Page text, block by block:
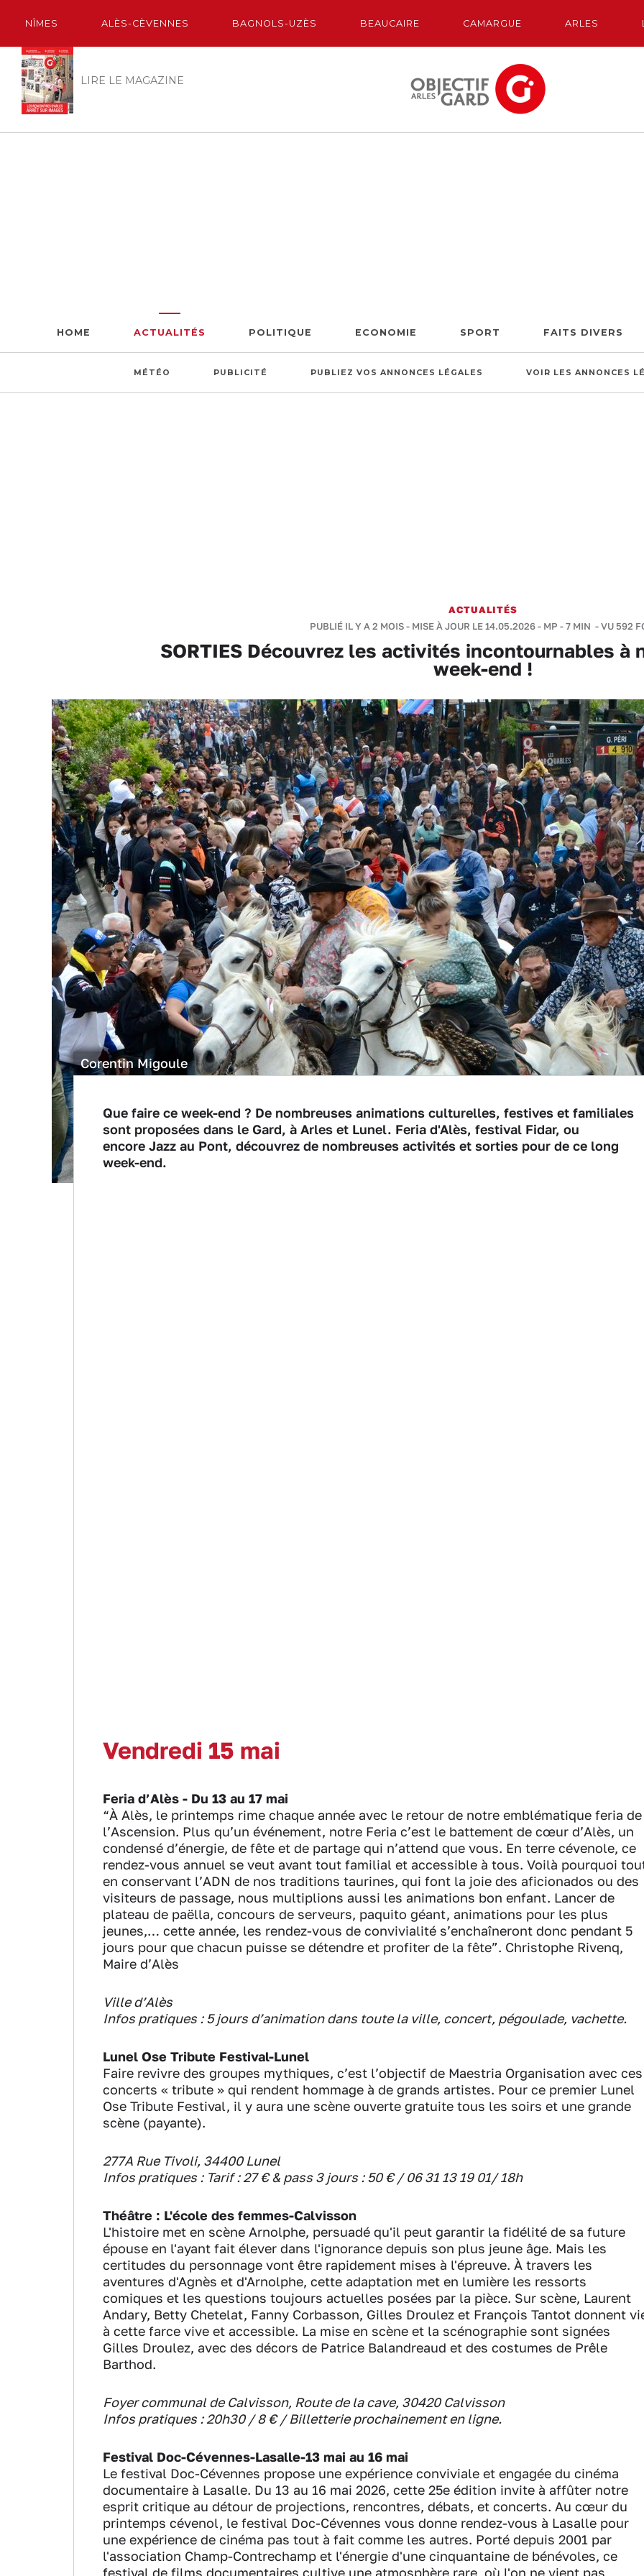
NÎMES ALÈS-CÈVENNES BAGNOLS-UZÈS BEAUCAIRE CAMARGUE ARLES
LIRE LE MAGAZINE
HOME ACTUALITÉS POLITIQUE ECONOMIE SPORT FAITS DIVERS
MÉTÉO PUBLICITÉ PUBLIEZ VOS ANNONCES LÉGALES VOIR LES ANNONCES
ACTUALITÉS
PUBLIÉ IL Y A 2 MOIS - MISE À JOUR LE 14.05.2026 - MP -7 MIN - VU 592
SORTIES Découvrez les activités incontournables à
week-end !
Corentin Migoule
Que faire ce week-end ? De nombreuses animations culturelles, festives et familiales
sont proposées dans le Gard, à Arles et Lunel. Feria d'Alès, festival Fidar, ou
encore Jazz au Pont, découvrez de nombreuses activités et sorties pour de ce long
week-end.
Vendredi 15 mai
Feria d’Alès - Du 13 au 17 mai
“À Alès, le printemps rime chaque année avec le retour de notre emblématique feria de
l’Ascension. Plus qu’un événement, notre Feria c’est le battement de cœur d’Alès, un
condensé d’énergie, de fête et de partage qui n’attend que vous. En terre cévenole, ce
rendez-vous annuel se veut avant tout familial et accessible à tous. Voilà pourquoi
en conservant l’ADN de nos traditions taurines, qui font la joie des aficionados ou des
visiteurs de passage, nous multiplions aussi les animations bon enfant. Lancer de
plateau de paëlla, concours de serveurs, paquito géant, animations pour les plus
jeunes,… cette année, les rendez-vous de convivialité s’enchaîneront donc pendant 5
jours pour que chacun puisse se détendre et profiter de la fête”. Christophe Rivenq,
Maire d’Alès
Ville d’Alès
Infos pratiques : 5 jours d’animation dans toute la ville, concert, pégoulade, vachette.
Lunel Ose Tribute Festival-Lunel
Faire revivre des groupes mythiques, c’est l’objectif de Maestria Organisation avec ces
concerts « tribute » qui rendent hommage à de grands artistes. Pour ce premier Lunel
Ose Tribute Festival, il y aura une scène ouverte gratuite tous les soirs et une grande
scène (payante).
277A Rue Tivoli, 34400 Lunel
Infos pratiques : Tarif : 27 € & pass 3 jours : 50 € / 06 31 13 19 01/ 18h
Théâtre : L'école des femmes-Calvisson
L'histoire met en scène Arnolphe, persuadé qu'il peut garantir la fidélité de sa future
épouse en l'ayant fait élever dans l'ignorance depuis son plus jeune âge. Mais les
certitudes du personnage vont être rapidement mises à l'épreuve. À travers les
aventures d'Agnès et d'Arnolphe, cette adaptation met en lumière les ressorts
comiques et les questions toujours actuelles posées par la pièce. Sur scène, Laurent
Andary, Betty Chetelat, Fanny Corbasson, Gilles Droulez et François Tantot donnent
à cette farce vive et accessible. La mise en scène et la scénographie sont signées
Gilles Droulez, avec des décors de Patrice Balandreaud et des costumes de Prêle
Barthod.
Foyer communal de Calvisson, Route de la cave, 30420 Calvisson
Infos pratiques : 20h30 / 8 € / Billetterie prochainement en ligne.
Festival Doc-Cévennes-Lasalle-13 mai au 16 mai
Le festival Doc-Cévennes propose une expérience conviviale et engagée du cinéma
documentaire à Lasalle. Du 13 au 16 mai 2026, cette 25e édition invite à affûter notre
esprit critique au détour de projections, rencontres, débats, et concerts. Au cœur du
printemps cévenol, le festival Doc-Cévennes vous donne rendez-vous à Lasalle pour
une expérience de cinéma pas tout à fait comme les autres. Porté depuis 2001 par
l'association Champ-Contrechamp et l'énergie d'une cinquantaine de bénévoles, ce
festival de films documentaires cultive une atmosphère rare, où l'on ne vient pas